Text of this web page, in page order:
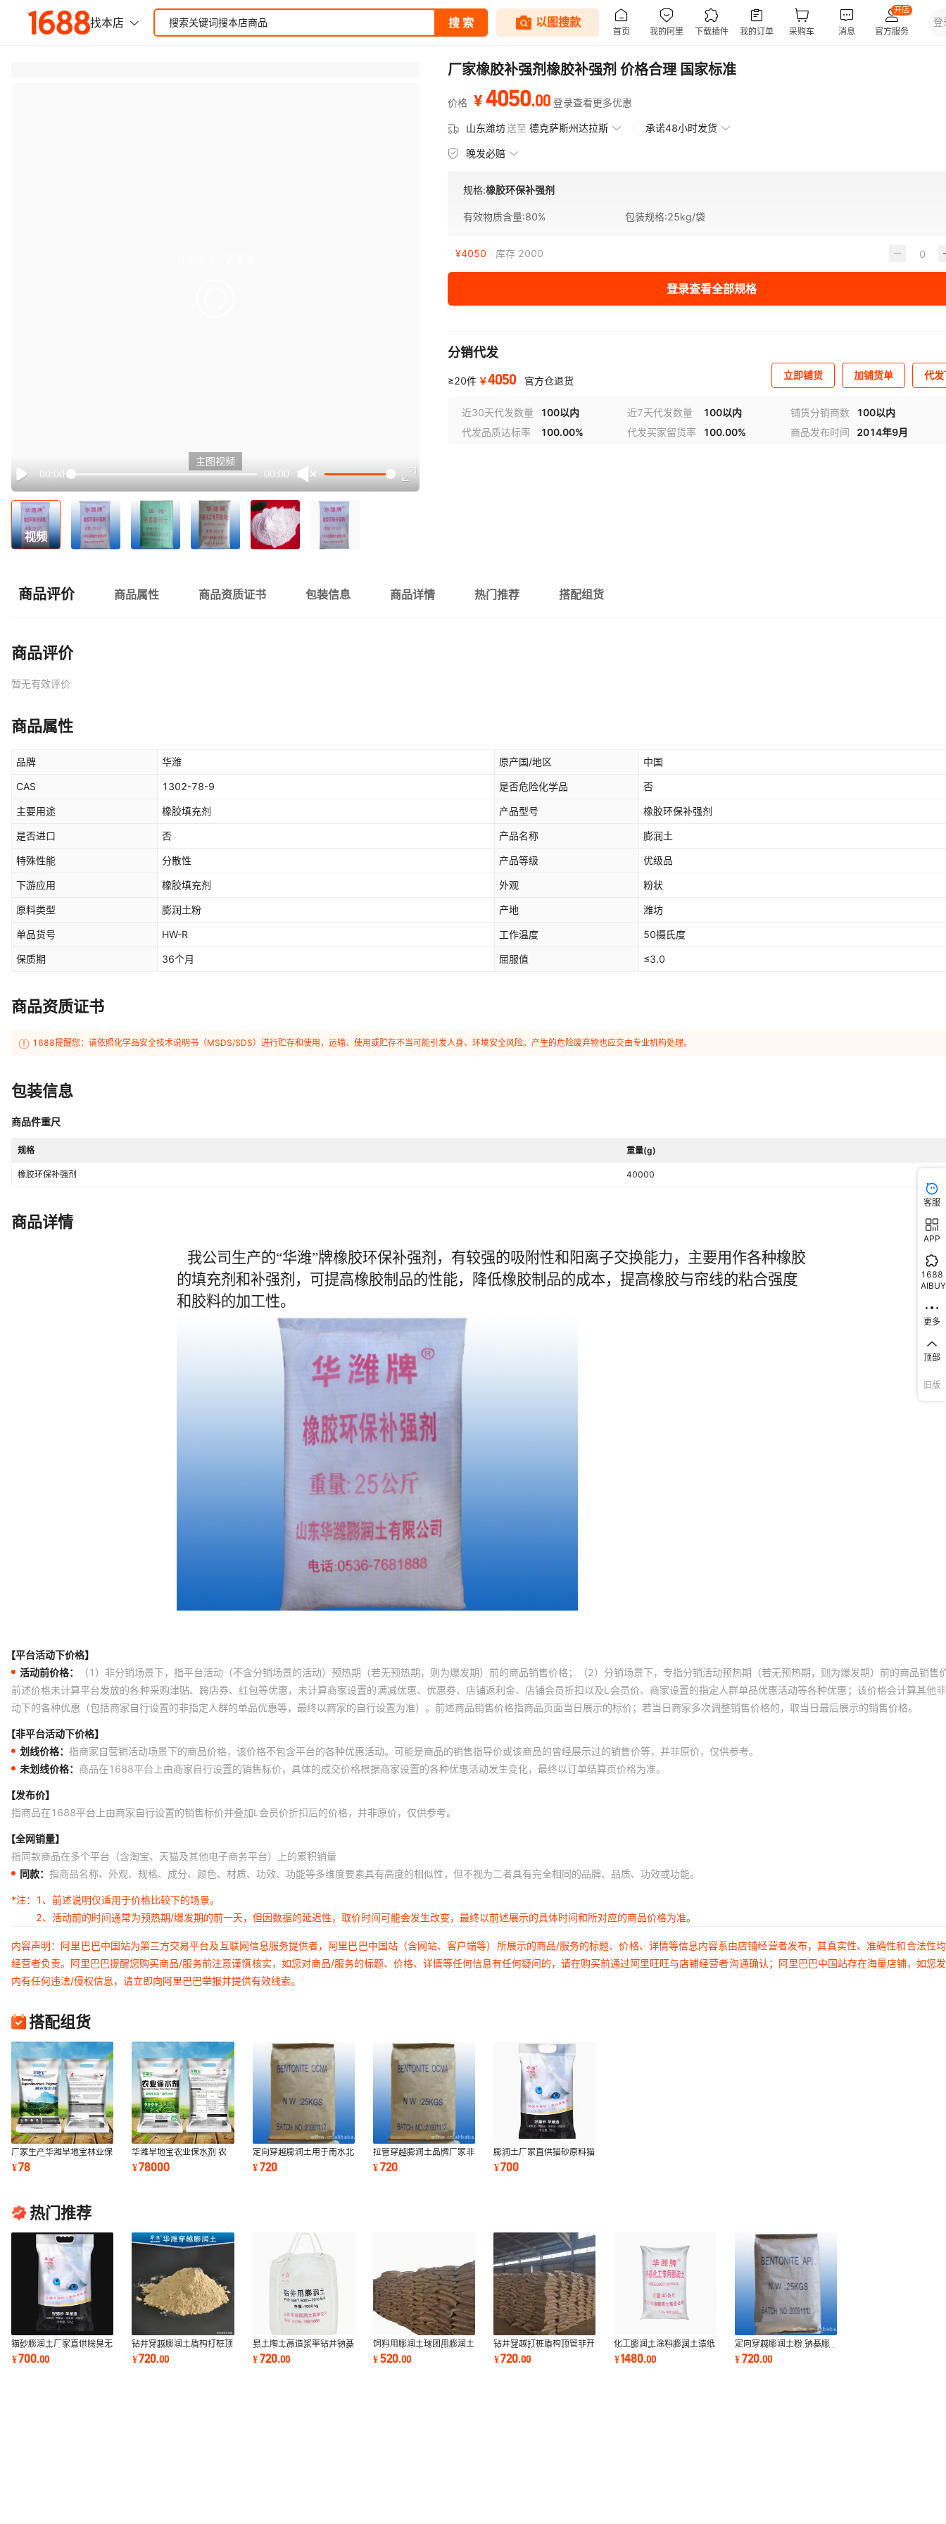
Play
00:00 00:00
主图视频
视频
厂家橡胶补强剂橡胶补强剂 价格合理 国家标准
价格 ¥4050.00 登录查看更多优惠
山东潍坊送至 德克萨斯州达拉斯 承诺48小时发货
晚发必赔
规格:橡胶环保补强剂
有效物质含量:80% 包装规格:25kg/袋
¥4050 库存 2000
登录查看全部规格
分销代发
≥20件 ￥4050 官方仓退货 立即铺货 加铺货单 代
近30天代发数量 100以内 近7天代发数量 100以内 铺货分销商数
100以内
代发品质达标率
100.00% 代发买家留货率 100.00% 商品发布时间 2014年9月
商品评价 商品属性 商品资质证书 包装信息 商品详情 热门推荐 搭配组货
商品评价
暂无有效评价
商品属性
品牌 华潍 原产国/地区 中国
CAS 1302-78-9 是否危险化学品 否
主要用途 橡胶填充剂 产品型号 橡胶环保补强剂
是否进口 否 产品名称 膨润土
特殊性能 分散性 产品等级 优级品
下游应用 橡胶填充剂 外观 粉状
原料类型 膨润土粉 产地 潍坊
单品货号 HW-R 工作温度 50摄氏度
保质期 36个月 屈服值 ≤3.0
商品资质证书
1688提醒您：请依照化学品安全技术说明书（MSDS/SDS）进行贮存和使用，运输、使用或贮存不当可能引发人身、环境安全风险。产生的危险废弃物也应交由专业机构处理。
包装信息
商品件重尺
规格 重量(g)
橡胶环保补强剂 40000
商品详情
【平台活动下价格】
活动前价格：
（1）非分销场景下，指平台活动（不含分销场景的活动）预热期（若无预热期，则为爆发期）前的商品销售价格；（2）分销场景下，专指分销活动预热期（若无预热期，则为爆发期）前的商品销售
前述价格未计算平台发放的各种采购津贴、跨店券、红包等优惠，未计算商家设置的满减优惠、优惠券、店铺返利金、店铺会员折扣以及L会员价、商家设置的指定人群单品优惠活动等各种优惠；该价格会计算其他
动下的各种优惠（包括商家自行设置的非指定人群的单品优惠等，最终以商家的自行设置为准）。前述商品销售价格指商品页面当日展示的标价；若当日商家多次调整销售价格的，取当日最后展示的销售价格。
【非平台活动下价格】
划线价格： 指商家自营销活动场景下的商品价格，该价格不包含平台的各种优惠活动。可能是商品的销售指导价或该商品的曾经展示过的销售价等，并非原价，仅供参考。
未划线价格： 商品在1688平台上由商家自行设置的销售标价，具体的成交价格根据商家设置的各种优惠活动发生变化，最终以订单结算页价格为准。
【发布价】
指商品在1688平台上由商家自行设置的销售标价并叠加L会员价折扣后的价格，并非原价，仅供参考。
【全网销量】
指同款商品在多个平台（含淘宝、天猫及其他电子商务平台）上的累积销量
同款： 指商品名称、外观、规格、成分、颜色、材质、功效、功能等多维度要素具有高度的相似性，但不视为二者具有完全相同的品牌、品质、功效或功能。
*注：
1、前述说明仅适用于价格比较下的场景。
2、活动前的时间通常为预热期/爆发期的前一天，但因数据的延迟性，取价时间可能会发生改变，最终以前述展示的具体时间和所对应的商品价格为准。
内容声明：阿里巴巴中国站为第三方交易平台及互联网信息服务提供者，阿里巴巴中国站（含网站、客户端等）所展示的商品/服务的标题、价格、详情等信息内容系由店铺经营者发布，其真实性、准确性和合法性
经营者负责。阿里巴巴提醒您购买商品/服务前注意谨慎核实，如您对商品/服务的标题、价格、详情等任何信息有任何疑问的，请在购买前通过阿里旺旺与店铺经营者沟通确认；阿里巴巴中国站存在海量店铺，如您
内有任何违法/侵权信息，请立即向阿里巴巴举报并提供有效线索。
搭配组货
厂家生产华潍旱地宝林业保
水剂 抗旱剂 保水 释水 保水
剂
¥78
华潍旱地宝农业保水剂 农
用保水剂 抗旱剂 保湿剂 保
水 释水
¥78000
定向穿越膨润土用于南水北
调西气东输顶管用土盾构膨
润土可定制
¥720
拉管穿越膨润土品牌厂家非
开挖工程管道穿越膨润土可
定制
¥720
膨润土厂家直供猫砂原料猫
砂膨润土强结团高吸收率猫
沙除臭可定制
¥700
热门推荐
猫砂膨润土厂家直供除臭无
尘膨润土猫砂华潍高新技术
企业可定制
¥700.00
钻井穿越膨润土盾构打桩顶
管地铁膨润土高新技术企业
可定制
¥720.00
皂土陶土高造浆率钻井钠基
膨润土建筑用膨润土泥浆膨
润土可定制
¥720.00
饲料用膨润土球团用膨润土
品牌厂家冶金球团膨润土可
定制
¥520.00
钻井穿越打桩盾构顶管非开
挖工程用膨润土品牌厂家可
定制
¥720.00
化工膨润土涂料膨润土造纸
专用防沉降工业级膨润土高
新企业可定制
¥1480.00
定向穿越膨润土粉 钠基膨
润土穿越土山东华潍高新技
术企业可定制
¥720.00
客服
APP
1688
AIBUY
更多
顶部
旧版